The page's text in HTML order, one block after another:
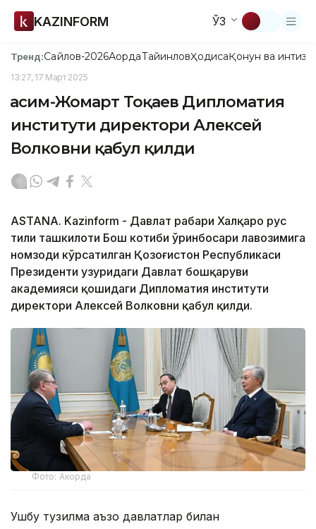
KAZINFORM ЎЗ
Тренд:Сайлов-2026АқордаТайинловҲодисаҚонун ва
13:27, 17 Март 2025
Қасим-Жомарт Тоқаев Дипломатия
институти директори Алексей
Волковни қабул қилди
ASTANA. Kazinform - Давлат раҳбари Халқаро рус
тили ташкилоти Бош котиби ўринбосари лавозимига
номзоди кўрсатилган Қозоғистон Республикаси
Президенти ҳузуридаги Давлат бошқаруви
академияси қошидаги Дипломатия институти
директори Алексей Волковни қабул қилди.
Фото: Акорда
Ушбу тузилма аъзо давлатлар билан